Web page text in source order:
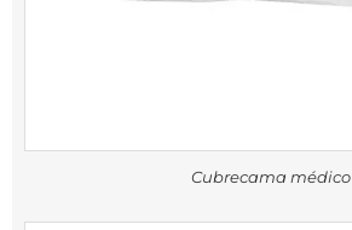
Cubrecama médico